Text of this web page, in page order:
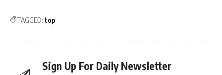
TAGGED: top
Sign Up For Daily Newsletter